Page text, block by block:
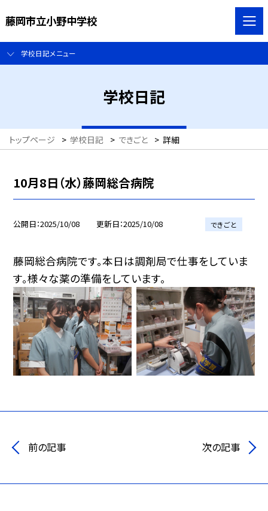
藤岡市立小野中学校
学校日記メニュー
学校日記
トップページ > 学校日記 > できごと > 詳細
10月8日（水）藤岡総合病院
公開日 2025/10/08 更新日 2025/10/08 できごと
藤岡総合病院です。本日は調剤局で仕事をしていま
す。様々な薬の準備をしています。
前の記事 次の記事